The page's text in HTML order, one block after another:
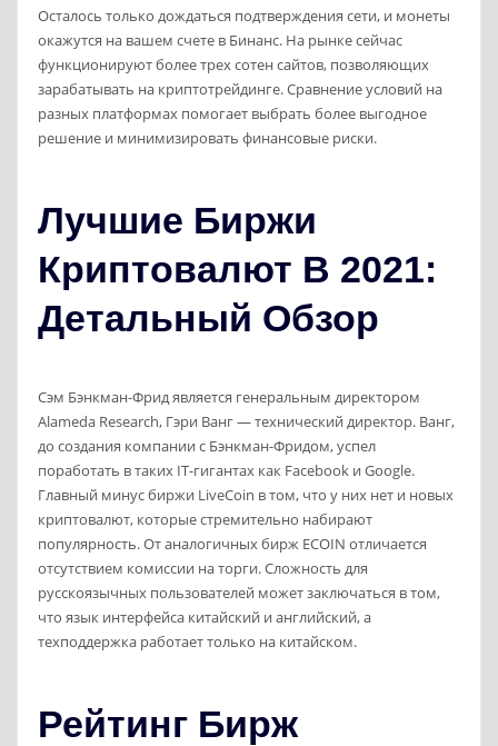
Осталось только дождаться подтверждения сети, и монеты
окажутся на вашем счете в Бинанс. На рынке сейчас
функционируют более трех сотен сайтов, позволяющих
зарабатывать на криптотрейдинге. Сравнение условий на
разных платформах помогает выбрать более выгодное
решение и минимизировать финансовые риски.
Лучшие Биржи
Криптовалют В 2021:
Детальный Обзор
Сэм Бэнкман-Фрид является генеральным директором
Alameda Research, Гэри Ванг — технический директор. Ванг,
до создания компании с Бэнкман-Фридом, успел
поработать в таких IT-гигантах как Facebook и Google.
Главный минус биржи LiveCoin в том, что у них нет и новых
криптовалют, которые стремительно набирают
популярность. От аналогичных бирж ECOIN отличается
отсутствием комиссии на торги. Сложность для
русскоязычных пользователей может заключаться в том,
что язык интерфейса китайский и английский, а
техподдержка работает только на китайском.
Рейтинг Бирж